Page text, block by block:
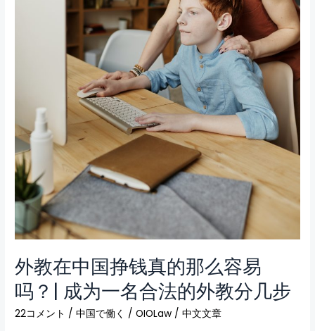
外教在中国挣钱真的那么容易
吗？| 成为一名合法的外教分几步
22コメント /中国で働く /OIOLaw /中文文章
合
法
的
外
教
分
几
步